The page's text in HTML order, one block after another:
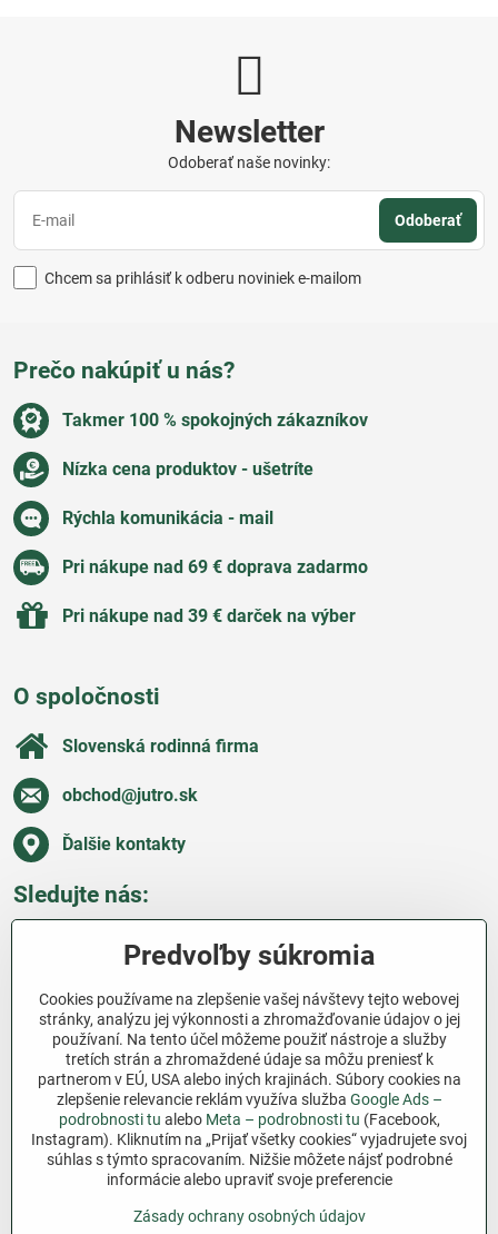
Newsletter
Odoberať naše novinky:
Odoberať
Chcem sa prihlásiť k odberu noviniek e-mailom
Prečo nakúpiť u nás?
Takmer 100 % spokojných zákazníkov
Nízka cena produktov - ušetríte
Rýchla komunikácia - mail
Pri nákupe nad 69 € doprava zadarmo
Pri nákupe nad 39 € darček na výber
O spoločnosti
Slovenská rodinná firma
obchod​@jutro​.sk
Ďalšie kontakty
Sledujte nás:
Všetko o nákupe
Ďakujeme za podporu
Sme slovenský e-shop bez dotácií​. Fungujeme len
vďaka vám – ľuďom, ktorí veria v poctivú prácu a
lásku k pôde​. Každý nákup na Jutro​.sk nám pomáha
pokračovať v tom, čo má zmysel – pomáhať
záhradkárom zadarmo a srdcom​.
Predvoľby súkromia
Cookies používame na zlepšenie vašej návštevy tejto webovej
stránky, analýzu jej výkonnosti a zhromažďovanie údajov o jej
používaní. Na tento účel môžeme použiť nástroje a služby
tretích strán a zhromaždené údaje sa môžu preniesť k
partnerom v EÚ, USA alebo iných krajinách. Súbory cookies na
zlepšenie relevancie reklám využíva služba Google Ads –
podrobnosti tu alebo Meta – podrobnosti tu (Facebook,
Instagram). Kliknutím na „Prijať všetky cookies“ vyjadrujete svoj
súhlas s týmto spracovaním. Nižšie môžete nájsť podrobné
informácie alebo upraviť svoje preferencie
Zásady ochrany osobných údajov